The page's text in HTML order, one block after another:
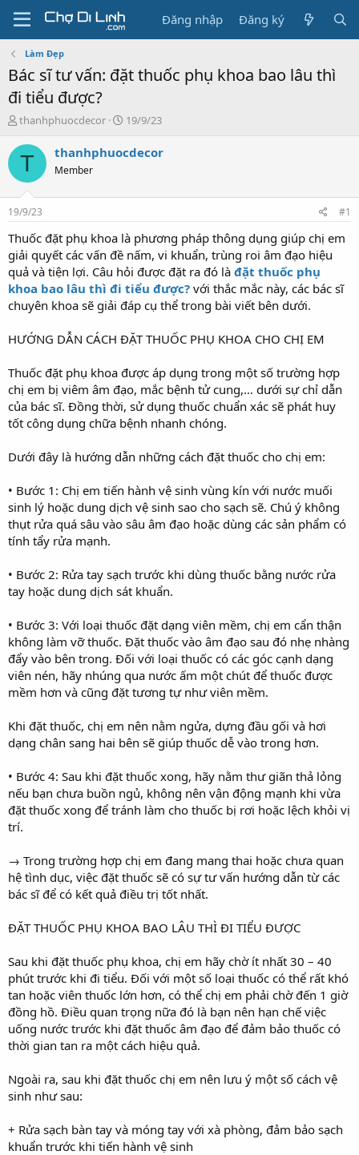
Đăng nhập Đăng ký
Làm Đẹp
Bác sĩ tư vấn: đặt thuốc phụ khoa bao lâu thì
đi tiểu được?
T
r
e
a
s
t
a
r
t
e
r
thanhphuocdecor
N
à
19/9/23
T thanhphuocdecor
Member
19/9/23 #1
Thuốc đặt phụ khoa là phương pháp thông dụng giúp chị em
giải quyết các vấn đề nấm, vi khuẩn, trùng roi âm đạo hiệu
quả và tiện lợi. Câu hỏi được đặt ra đó là đặt thuốc phụ
khoa bao lâu thì đi tiểu được? với thắc mắc này, các bác sĩ
chuyên khoa sẽ giải đáp cụ thể trong bài viết bên dưới.
HƯỚNG DẪN CÁCH ĐẶT THUỐC PHỤ KHOA CHO CHỊ EM
Thuốc đặt phụ khoa được áp dụng trong một số trường hợp
chị em bị viêm âm đạo, mắc bệnh tử cung,… dưới sự chỉ dẫn
của bác sĩ. Đồng thời, sử dụng thuốc chuẩn xác sẽ phát huy
tốt công dụng chữa bệnh nhanh chóng.
Dưới đây là hướng dẫn những cách đặt thuốc cho chị em:
• Bước 1: Chị em tiến hành vệ sinh vùng kín với nước muối
sinh lý hoặc dung dịch vệ sinh sao cho sạch sẽ. Chú ý không
thụt rửa quá sâu vào sâu âm đạo hoặc dùng các sản phẩm có
tính tẩy rửa mạnh.
• Bước 2: Rửa tay sạch trước khi dùng thuốc bằng nước rửa
tay hoặc dung dịch sát khuẩn.
• Bước 3: Với loại thuốc đặt dạng viên mềm, chị em cẩn thận
không làm vỡ thuốc. Đặt thuốc vào âm đạo sau đó nhẹ nhàng
đẩy vào bên trong. Đối với loại thuốc có các góc cạnh dạng
viên nén, hãy nhúng qua nước ấm một chút để thuốc được
mềm hơn và cũng đặt tương tự như viên mềm.
Khi đặt thuốc, chị em nên nằm ngửa, dựng đầu gối và hơi
dạng chân sang hai bên sẽ giúp thuốc dễ vào trong hơn.
• Bước 4: Sau khi đặt thuốc xong, hãy nằm thư giãn thả lỏng
nếu bạn chưa buồn ngủ, không nên vận động mạnh khi vừa
đặt thuốc xong để tránh làm cho thuốc bị rơi hoặc lệch khỏi vị
trí.
→ Trong trường hợp chị em đang mang thai hoặc chưa quan
hệ tình dục, việc đặt thuốc sẽ có sự tư vấn hướng dẫn từ các
bác sĩ để có kết quả điều trị tốt nhất.
ĐẶT THUỐC PHỤ KHOA BAO LÂU THÌ ĐI TIỂU ĐƯỢC
Sau khi đặt thuốc phụ khoa, chị em hãy chờ ít nhất 30 – 40
phút trước khi đi tiểu. Đối với một số loại thuốc có thể rất khó
tan hoặc viên thuốc lớn hơn, có thể chị em phải chờ đến 1 giờ
đồng hồ. Điều quan trọng nữa đó là bạn nên hạn chế việc
uống nước trước khi đặt thuốc âm đạo để đảm bảo thuốc có
thời gian tan ra một cách hiệu quả.
Ngoài ra, sau khi đặt thuốc chị em nên lưu ý một số cách vệ
sinh như sau:
+ Rửa sạch bàn tay và móng tay với xà phòng, đảm bảo sạch
khuẩn trước khi tiến hành vệ sinh